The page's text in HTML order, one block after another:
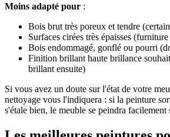
Moins adapté pour :
Bois brut très poreux et tendre
Surfaces cirées très épaisses
Bois endommagé, gonflé ou pourri
Finition brillant haute brillance
brillant ensuite)
Si vous avez un doute sur l'état de votre
nettoyage vous l'indiquera : si la peinture
s'étale bien, le meuble se peindra facilement